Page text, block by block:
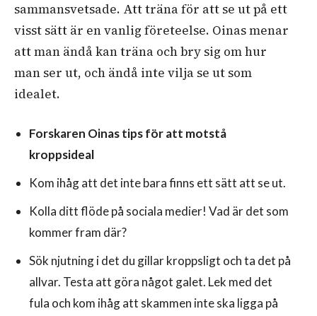
sammansvetsade. Att träna för att se ut på ett
visst sätt är en vanlig företeelse. Oinas menar
att man ändå kan träna och bry sig om hur
man ser ut, och ändå inte vilja se ut som
idealet.
Forskaren Oinas tips för att motstå
kroppsideal
Kom ihåg att det inte bara finns ett sätt att se ut.
Kolla ditt flöde på sociala medier! Vad är det som
kommer fram där?
Sök njutning i det du gillar kroppsligt och ta det på
allvar. Testa att göra något galet. Lek med det
fula och kom ihåg att skammen inte ska ligga på